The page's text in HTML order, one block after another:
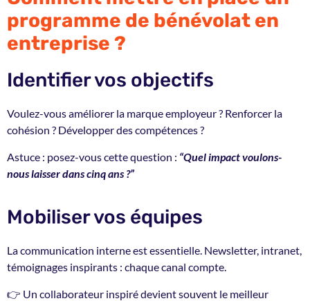
programme de bénévolat en
entreprise ?
Identifier vos objectifs
Voulez-vous améliorer la marque employeur ? Renforcer la
cohésion ? Développer des compétences ?
Astuce : posez-vous cette question : “Quel impact voulons-
nous laisser dans cinq ans ?”
Mobiliser vos équipes
La communication interne est essentielle. Newsletter, intranet,
témoignages inspirants : chaque canal compte.
👉 Un collaborateur inspiré devient souvent le meilleur